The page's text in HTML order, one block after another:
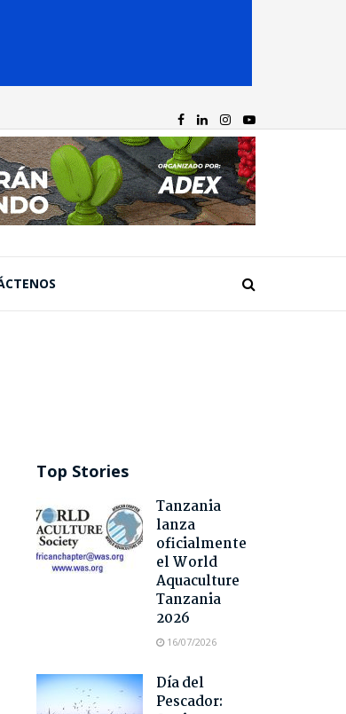
Top Stories
Tanzania
lanza
oficialmente
el World
Aquaculture
Tanzania
2026
16/07/2026
Día del
Pescador: